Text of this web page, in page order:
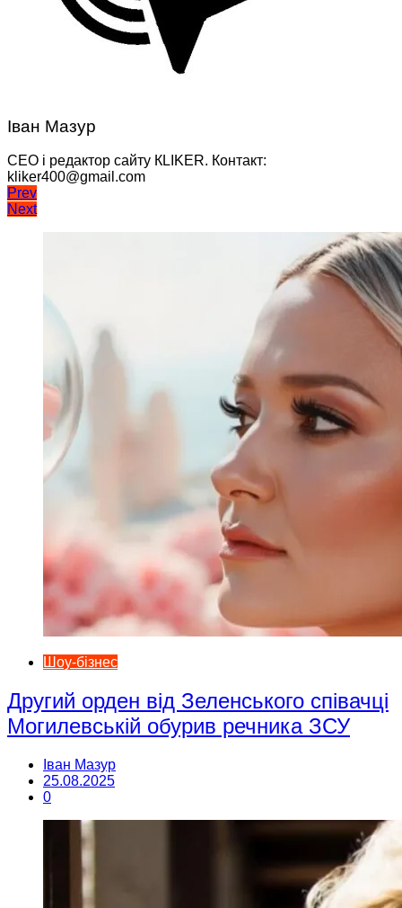
Іван Мазур
CEO і редактор сайту КLIKER. Контакт:
kliker400@gmail.com
Навігація
записів
Prev
Next
Шоу-бізнес
Другий орден від Зеленського співачці
Могилевській обурив речника ЗСУ
Іван Мазур
25.08.2025
0